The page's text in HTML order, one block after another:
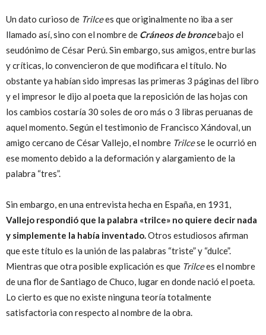
Un dato curioso de Trilcees que originalmente no iba a ser
llamado así, sino con el nombre de Cráneos de broncebajo el
seudónimo de César Perú. Sin embargo, sus amigos, entre burlas
y críticas, lo convencieron de que modificara el título. No
obstante ya habían sido impresas las primeras 3 páginas del libro
y el impresor le dijo al poeta que la reposición de las hojas con
los cambios costaría 30 soles de oro más o 3 libras peruanas de
aquel momento. Según el testimonio de Francisco Xándoval, un
amigo cercano de César Vallejo, el nombre Trilcese le ocurrió en
ese momento debido a la deformación y alargamiento de la
palabra “tres”.
Sin embargo, en una entrevista hecha en España, en 1931,
Vallejo respondió que la palabra «trilce» no quiere decir nada
y simplemente la había inventado.Otros estudiosos afirman
que este título es la unión de las palabras “triste” y “dulce”.
Mientras que otra posible explicación es que Trilcees el nombre
de una flor de Santiago de Chuco, lugar en donde nació el poeta.
Lo cierto es que no existe ninguna teoría totalmente
satisfactoria con respecto al nombre de la obra.